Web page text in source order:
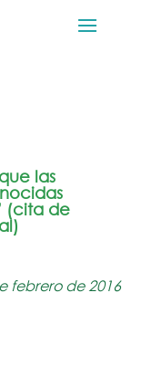
las
(cita de
febrero de 2016